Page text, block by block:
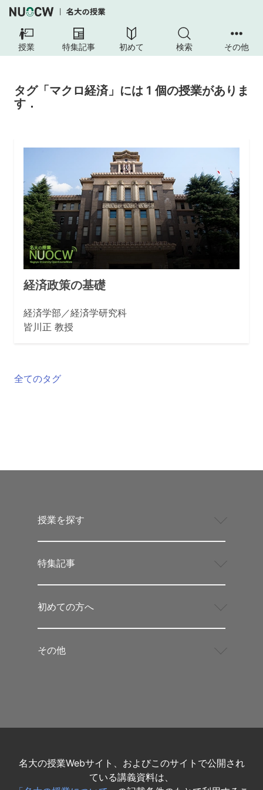
授業 特集記事 初めて 検索 その他
タグ「マクロ経済」には 1 個の授業がありま
す．
経済政策の基礎
経済学部／経済学研究科
皆川正 教授
全てのタグ
授業を探す
特集記事
初めての方へ
その他
名大の授業Webサイト、およびこのサイトで公開され
ている講義資料は、